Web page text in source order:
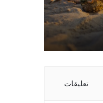
تعليقات